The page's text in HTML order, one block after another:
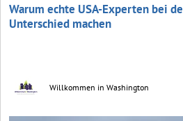
Warum echte USA-Experten bei
Unterschied machen
Willkommen in Washington